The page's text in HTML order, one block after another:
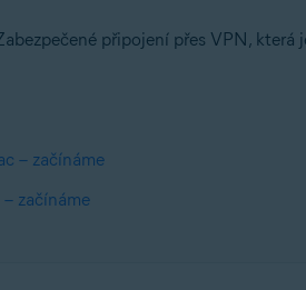
připojení přes VPN, která
– začínáme
začínáme